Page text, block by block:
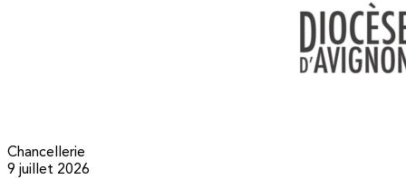
Chancellerie
9 juillet 2026